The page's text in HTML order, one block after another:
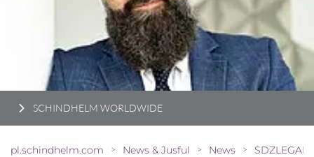
SCHINDHELM WORLDWIDE
pl.schindhelm.com > News & Jusful > News >